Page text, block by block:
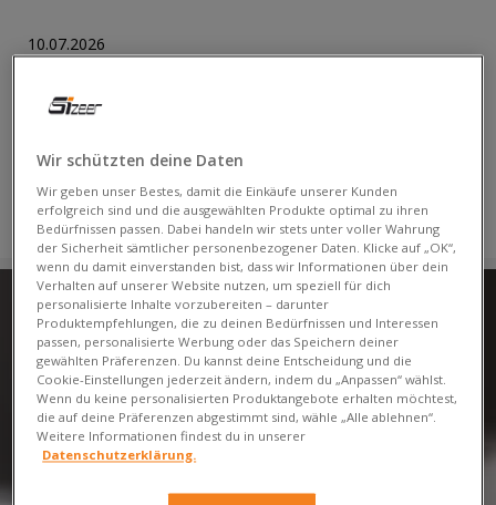
10.07.2026
sucht nach einer Schlichtheit, die gewollt und nicht zufällig
LIES
Wir schützten deine Daten
Wir geben unser Bestes, damit die Einkäufe unserer Kunden
erfolgreich sind und die ausgewählten Produkte optimal zu ihren
Bedürfnissen passen. Dabei handeln wir stets unter voller Wahrung
der Sicherheit sämtlicher personenbezogener Daten. Klicke auf „OK“,
wenn du damit einverstanden bist, dass wir Informationen über dein
Verhalten auf unserer Website nutzen, um speziell für dich
personalisierte Inhalte vorzubereiten – darunter
Produktempfehlungen, die zu deinen Bedürfnissen und Interessen
passen, personalisierte Werbung oder das Speichern deiner
gewählten Präferenzen. Du kannst deine Entscheidung und die
Cookie-Einstellungen jederzeit ändern, indem du „Anpassen“ wählst.
Wenn du keine personalisierten Produktangebote erhalten möchtest,
die auf deine Präferenzen abgestimmt sind, wähle „Alle ablehnen“.
Weitere Informationen findest du in unserer
Datenschutzerklärung.